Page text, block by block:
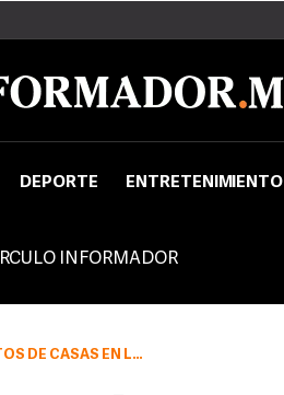
DEPORTE ENTRETENIMIENTO
INFORMADOR
FUERAN DESALOJADAS